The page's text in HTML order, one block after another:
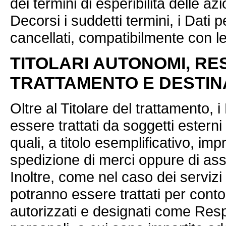
dei termini di esperibilità delle
Decorsi i suddetti termini, i Dati
cancellati, compatibilmente con
TITOLARI AUTONOMI,
TRATTAMENTO E
Oltre al Titolare del trattamento,
essere trattati da soggetti
quali, a titolo esemplificativo,
spedizione di merci oppure di
Inoltre, come nel caso dei
potranno essere trattati per
autorizzati e designati come